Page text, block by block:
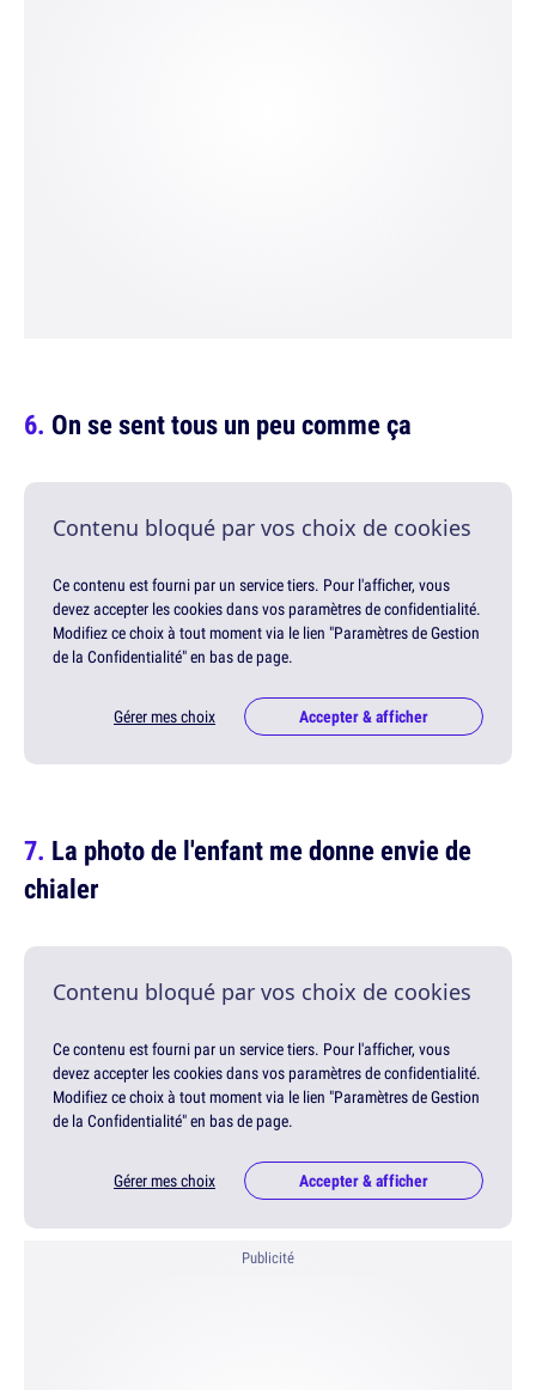
On se sent tous un peu comme ça
Contenu bloqué par vos choix de cookies
Ce contenu est fourni par un service tiers. Pour l'afficher, vous
devez accepter les cookies dans vos paramètres de confidentialité.
Modifiez ce choix à tout moment via le lien "Paramètres de Gestion
de la Confidentialité" en bas de page.
Gérer mes choix Accepter & afficher
La photo de l'enfant me donne envie de
chialer
Contenu bloqué par vos choix de cookies
Ce contenu est fourni par un service tiers. Pour l'afficher, vous
devez accepter les cookies dans vos paramètres de confidentialité.
Modifiez ce choix à tout moment via le lien "Paramètres de Gestion
de la Confidentialité" en bas de page.
Gérer mes choix Accepter & afficher
Publicité